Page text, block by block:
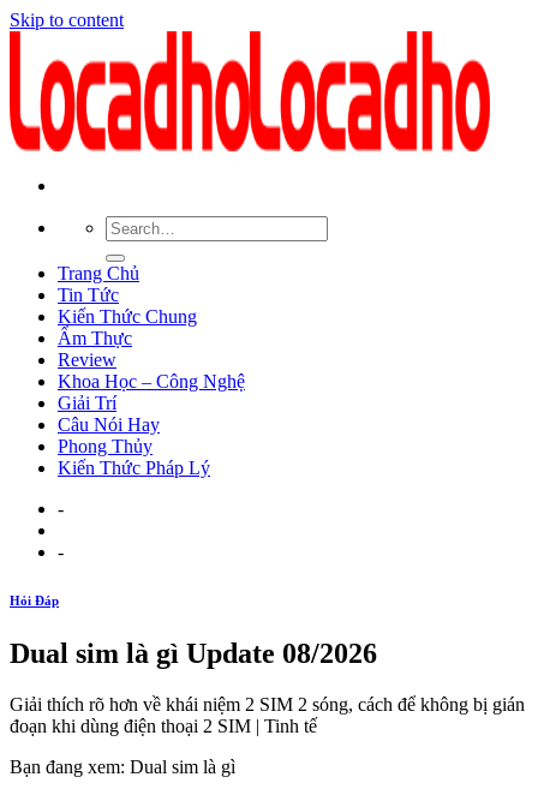
Skip to content
Trang Chủ
Tin Tức
Kiến Thức Chung
Ẩm Thực
Review
Khoa Học – Công Nghệ
Giải Trí
Câu Nói Hay
Phong Thủy
Kiến Thức Pháp Lý
-
-
Hỏi Đáp
Dual sim là gì Update 08/2026
Giải thích rõ hơn về khái niệm 2 SIM 2 sóng, cách để không bị gián
đoạn khi dùng điện thoại 2 SIM | Tinh tế
Bạn đang xem: Dual sim là gì